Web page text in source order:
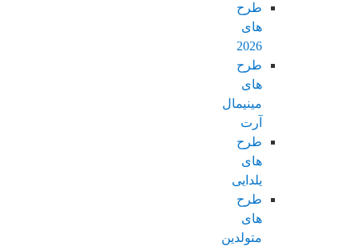
طرح
های
2026
طرح
های
مینیمال
آرت
طرح
های
یلدایی
طرح
های
متولدین